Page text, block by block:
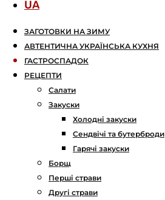
UA
ЗАГОТОВКИ НА ЗИМУ
АВТЕНТИЧНА УКРАЇНСЬКА КУХНЯ
ГАСТРОСПАДОК
РЕЦЕПТИ
Салати
Закуски
Холодні закуски
Сендвічі та бутерброди
Гарячі закуски
Борщ
Перші страви
Другі страви